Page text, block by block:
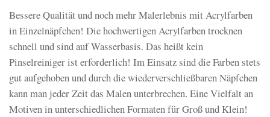
Bessere Qualität und noch mehr Malerlebnis mit Acrylfarben
in Einzelnäpfchen! Die hochwertigen Acrylfarben trocknen
schnell und sind auf Wasserbasis. Das heißt kein
Pinselreiniger ist erforderlich! Im Einsatz sind die Farben stets
gut aufgehoben und durch die wiederverschließbaren Näpfchen
kann man jeder Zeit das Malen unterbrechen. Eine Vielfalt an
Motiven in unterschiedlichen Formaten für Groß und Klein!